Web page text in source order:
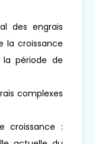
des engrais
la croissance
période de
complexes
croissance :